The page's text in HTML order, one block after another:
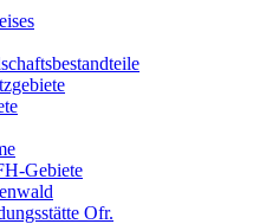
Gebiete
Ofr.